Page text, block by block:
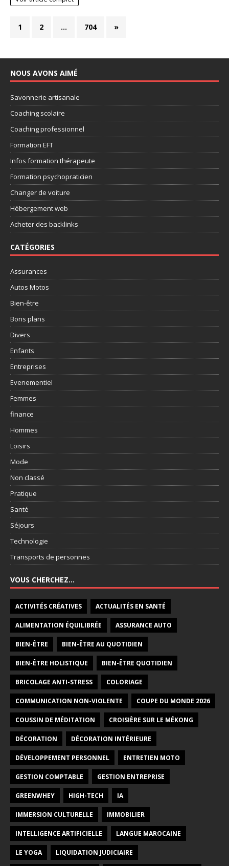
1 2 … 704 »
NOUS AVONS AIMÉ
Savonnerie artisanale
Coaching scolaire
Coaching professionnel
Formation EFT
Infos formation thérapeute
Formation psychopraticien
Changer de voiture
Hébergement web
Acheter des backlinks
CATÉGORIES
Assurances
Autos Motos
Bien-être
Bons plans
Divers
Enfants
Entreprises
Evenementiel
Femmes
finance
Hommes
Loisirs
Mode
Non classé
Pratique
Santé
Séjours
Technologie
Transports de personnes
VOUS CHERCHEZ…
ACTIVITÉS CRÉATIVES ACTUALITÉS EN SANTÉ
ALIMENTATION ÉQUILIBRÉE ASSURANCE AUTO
BIEN-ÊTRE BIEN-ÊTRE AU QUOTIDIEN
BIEN-ÊTRE HOLISTIQUE BIEN-ÊTRE QUOTIDIEN
BRICOLAGE ANTI-STRESS COLORIAGE
COMMUNICATION NON-VIOLENTE COUPE DU MONDE 2026
COUSSIN DE MÉDITATION CROISIÈRE SUR LE MÉKONG
DÉCORATION DÉCORATION INTÉRIEURE
DÉVELOPPEMENT PERSONNEL ENTRETIEN MOTO
GESTION COMPTABLE GESTION ENTREPRISE
GREENWHEY HIGH-TECH IA
IMMERSION CULTURELLE IMMOBILIER
INTELLIGENCE ARTIFICIELLE LANGUE MAROCAINE
LE YOGA LIQUIDATION JUDICIAIRE